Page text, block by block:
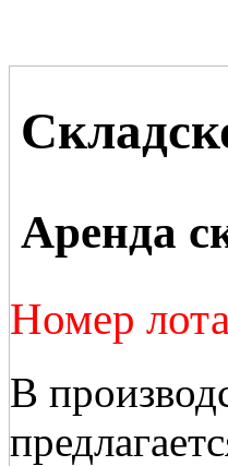
Аренда
Номер
В